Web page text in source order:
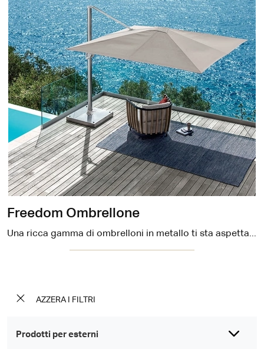
AZZERA I FILTRI
Prodotti per esterni
Freedom Ombrellone
Una ricca gamma di ombrelloni in metallo ti sta aspettando in negozio: clicca e scopri il modello Freedom Ombrellone di Ethimo.